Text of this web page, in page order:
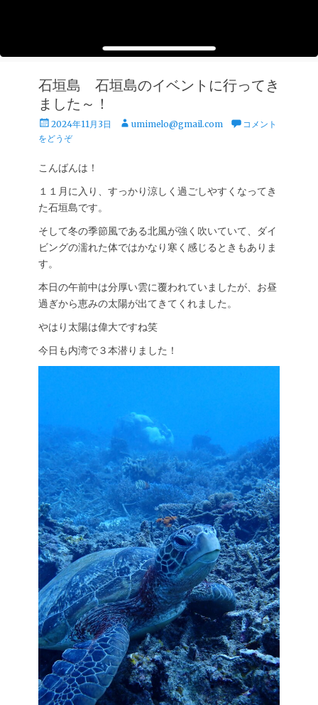
石垣島 石垣島のイベントに行ってき
ました～！
投
稿
2024年11月3日
投 umimelo@gmail.com
コメント
をどうぞ
こんばんは！
１１月に入り、すっかり涼しく過ごしやすくなってき
た石垣島です。
そして冬の季節風である北風が強く吹いていて、ダイ
ビングの濡れた体ではかなり寒く感じるときもありま
す。
本日の午前中は分厚い雲に覆われていましたが、お昼
過ぎから恵みの太陽が出てきてくれました。
やはり太陽は偉大ですね笑
今日も内湾で３本潜りました！